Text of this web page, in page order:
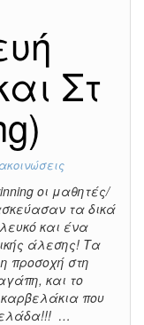
Στ
οι μαθητές/
τα δικά
και ένα
άλεσης! Τα
προσοχή στη
και το
που
…